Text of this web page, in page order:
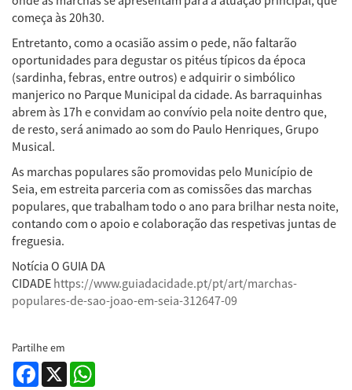
começa às 20h30.
Entretanto, como a ocasião assim o pede, não faltarão
oportunidades para degustar os pitéus típicos da época
(sardinha, febras, entre outros) e adquirir o simbólico
manjerico no Parque Municipal da cidade. As barraquinhas
abrem às 17h e convidam ao convívio pela noite dentro que,
de resto, será animado ao som do Paulo Henriques, Grupo
Musical.
As marchas populares são promovidas pelo Município de
Seia, em estreita parceria com as comissões das marchas
populares, que trabalham todo o ano para brilhar nesta noite,
contando com o apoio e colaboração das respetivas juntas de
freguesia.
Notícia O GUIA DA
CIDADE https://www.guiadacidade.pt/pt/art/marchas-
populares-de-sao-joao-em-seia-312647-09
Partilhe em
Facebook
X